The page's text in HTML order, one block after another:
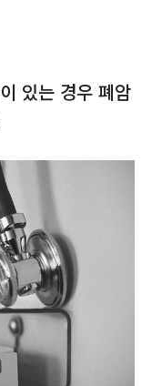
있는 경우 폐암